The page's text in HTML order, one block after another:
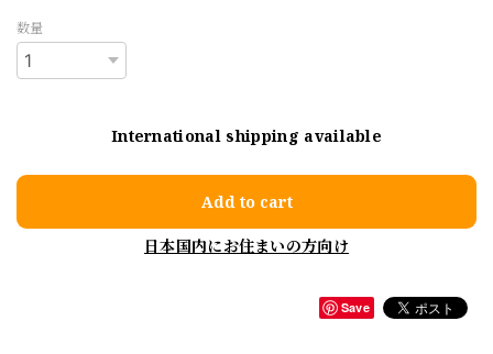
数量
International shipping available
Add to cart
日本国内にお住まいの方向け
Save